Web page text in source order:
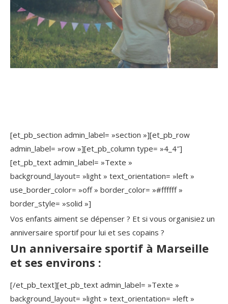
[et_pb_section admin_label= »section »][et_pb_row
admin_label= »row »][et_pb_column type= »4_4″]
[et_pb_text admin_label= »Texte »
background_layout= »light » text_orientation= »left »
use_border_color= »off » border_color= »#ffffff »
border_style= »solid »]
Vos enfants aiment se dépenser ? Et si vous organisiez un
anniversaire sportif pour lui et ses copains ?
Un anniversaire sportif à Marseille
et ses environs :
[/et_pb_text][et_pb_text admin_label= »Texte »
background_layout= »light » text_orientation= »left »